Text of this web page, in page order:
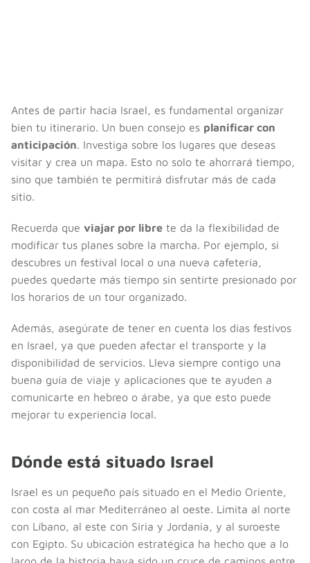
Antes de partir hacia Israel, es fundamental organizar
bien tu itinerario. Un buen consejo es planificar con
anticipación. Investiga sobre los lugares que deseas
visitar y crea un mapa. Esto no solo te ahorrará tiempo,
sino que también te permitirá disfrutar más de cada
sitio.
Recuerda que viajar por libre te da la flexibilidad de
modificar tus planes sobre la marcha. Por ejemplo, si
descubres un festival local o una nueva cafetería,
puedes quedarte más tiempo sin sentirte presionado por
los horarios de un tour organizado.
Además, asegúrate de tener en cuenta los días festivos
en Israel, ya que pueden afectar el transporte y la
disponibilidad de servicios. Lleva siempre contigo una
buena guía de viaje y aplicaciones que te ayuden a
comunicarte en hebreo o árabe, ya que esto puede
mejorar tu experiencia local.
Dónde está situado Israel
Israel es un pequeño país situado en el Medio Oriente,
con costa al mar Mediterráneo al oeste. Limita al norte
con Líbano, al este con Siria y Jordania, y al suroeste
con Egipto. Su ubicación estratégica ha hecho que a lo